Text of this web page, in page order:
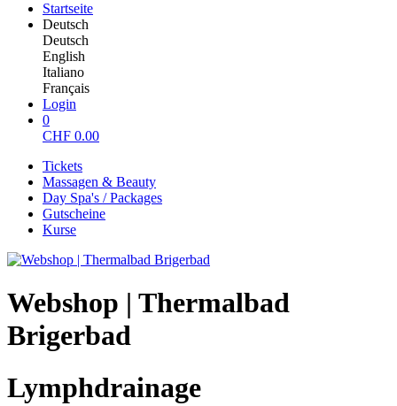
Startseite
Deutsch
Deutsch
English
Italiano
Français
Login
0
CHF 0.00
Tickets
Massagen & Beauty
Day Spa's / Packages
Gutscheine
Kurse
Webshop | Thermalbad
Brigerbad
Lymphdrainage